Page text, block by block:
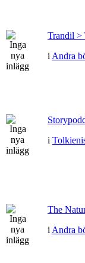
Trandil >
i Andra
i
The
i Andra